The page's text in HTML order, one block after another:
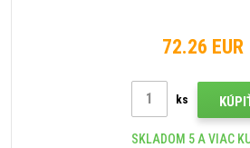
72.26 EUR
ks
SKLADOM 5 A VIAC